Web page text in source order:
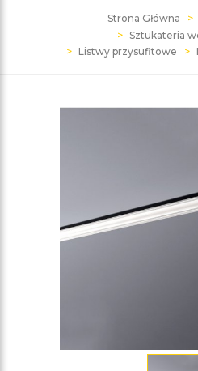
Strona Główna
Sztukateria
Listwy przysufitowe